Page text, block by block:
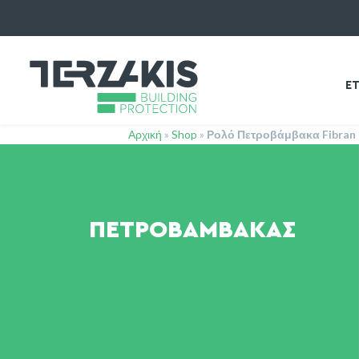
Αρχική » Shop » Ρολό Πετροβάμβακα Fibran
ΠΕΤΡΟΒΆΜΒΑΚΑΣ